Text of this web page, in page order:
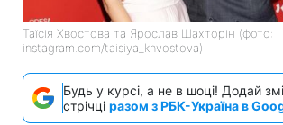
Таїсія Хвостова та Ярослав Шахторін (фото:
instagram.com/taisiya_khvostova)
Будь у курсі, а не в шоці! Додай
стрічці разом з РБК-Україна в